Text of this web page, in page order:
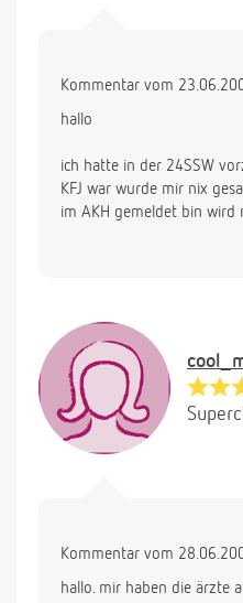
Kommentar vom
hallo
ich hatte in der 24SSW
KFJ war wurde mir nix
im AKH gemeldet bin wird
Kommentar vom
hallo. mir haben die ärzte